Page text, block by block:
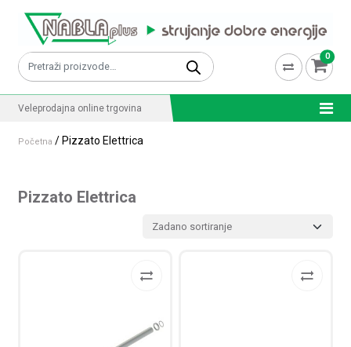
Pretraži: 0
Veleprodajna online trgovina
Početna / Pizzato Elettrica
Pizzato Elettrica